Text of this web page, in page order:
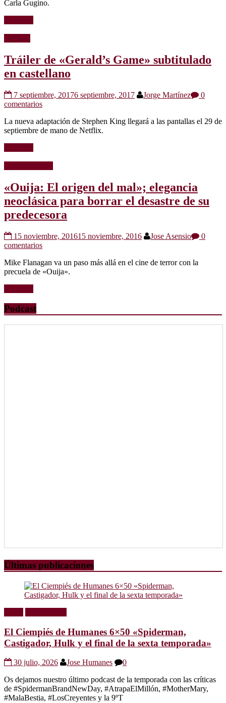
Carla Gugino.
Tráiler de «Gerald’s Game» subtitulado
en castellano
7 septiembre, 20176 septiembre, 2017 Jorge Martínez
0
comentarios
La nueva adaptación de Stephen King llegará a las pantallas el 29 de
septiembre de mano de Netflix.
«Ouija: El origen del mal»; elegancia
neoclásica para borrar el desastre de su
predecesora
15 noviembre, 201615 noviembre, 2016 Jose Asensio
0
comentarios
Mike Flanagan va un paso más allá en el cine de terror con la
precuela de «Ouija».
Podcast
Últimas publicaciones
El Ciempiés de Humanes 6×50 «Spiderman,
Castigador, Hulk y el final de la sexta temporada»
30 julio, 2026 Jose Humanes
0
Os dejamos nuestro último podcast de la temporada con las críticas
de #SpidermanBrandNewDay, #AtrapaElMillón, #MotherMary,
#MalaBestia, #LosCreyentes y la 9ºT